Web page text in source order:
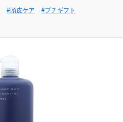
#頭皮ケア #プチギフト